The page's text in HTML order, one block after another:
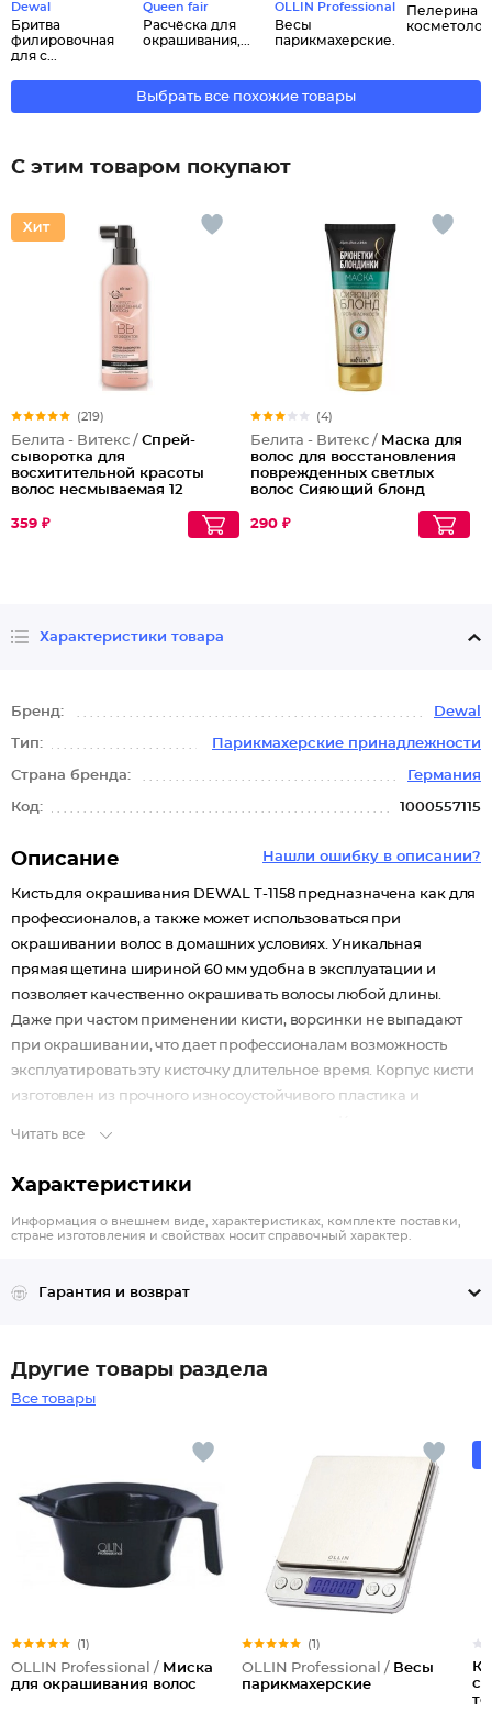
Dewal
Бритва
филировочная
для с...
Queen fair
Расчёска для
окрашивания,...
OLLIN Professional
Весы
парикмахерские...
Пелерина
Выбрать все похожие товары
С этим товаром покупают
(219)
Белита - Витекс / Спрей-
сыворотка для
восхитительной красоты
волос несмываемая 12
Волосы
359 ₽
(4)
Белита - Витекс / Маска для
волос для восстановления
поврежденных светлых
волос Сияющий блонд
290 ₽
Характеристики товара
Бренд: Dewal
Тип: Парикмахерские принадлежности
Страна бренда: Германия
Код: 1000557115
Нашли ошибку в описании?
Описание
Кисть для окрашивания DEWAL T-1158 предназначена как для
профессионалов, а также может использоваться при
окрашивании волос в домашних условиях. Уникальная
прямая щетина шириной 60 мм удобна в эксплуатации и
позволяет качественно окрашивать волосы любой длины.
Даже при частом применении кисти, ворсинки не выпадают
при окрашивании, что дает профессионалам возможность
эксплуатировать эту кисточку длительное время. Корпус кисти
изготовлен из прочного износоустойчивого пластика и
любой структуры и длины.
Читать все
Характеристики
Информация о внешнем виде, характеристиках, комплекте поставки,
стране изготовления и свойствах носит справочный характер.
Гарантия и возврат
Другие товары раздела
Все товары
(1)
OLLIN Professional / Миска
для окрашивания волос
(1)
OLLIN Professional / Весы
парикмахерские